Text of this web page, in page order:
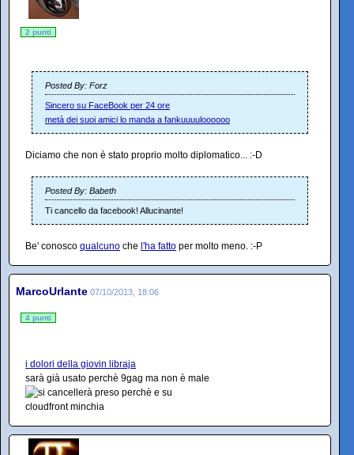
2 punti
Posted By: Forz
Sincero su FaceBook per 24 ore
metà dei suoi amici lo manda a fankuuuuloooooo
Diciamo che non è stato proprio molto diplomatico... :-D
Posted By: Babeth
Ti cancello da facebook! Allucinante!
Be' conosco qualcuno che l'ha fatto per molto meno. :-P
MarcoUrlante 07/10/2013, 18:06
4 punti
i dolori della giovin libraja
sarà già usato perchè 9gag ma non è male